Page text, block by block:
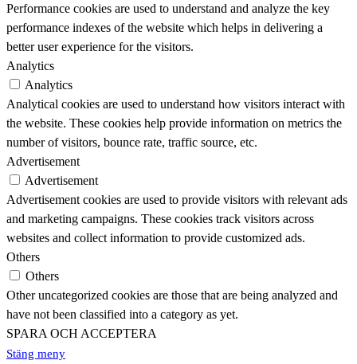
Performance cookies are used to understand and analyze the key
performance indexes of the website which helps in delivering a
better user experience for the visitors.
Analytics
Analytics
Analytical cookies are used to understand how visitors interact with
the website. These cookies help provide information on metrics the
number of visitors, bounce rate, traffic source, etc.
Advertisement
Advertisement
Advertisement cookies are used to provide visitors with relevant ads
and marketing campaigns. These cookies track visitors across
websites and collect information to provide customized ads.
Others
Others
Other uncategorized cookies are those that are being analyzed and
have not been classified into a category as yet.
SPARA OCH ACCEPTERA
Stäng meny